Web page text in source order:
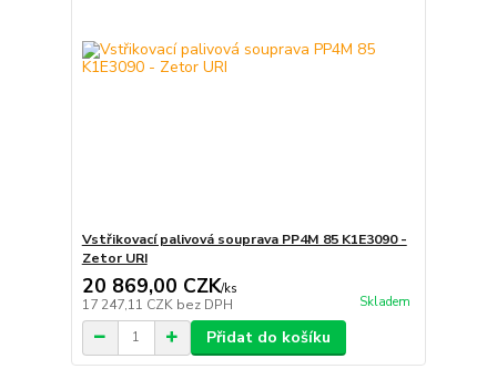
Vstřikovací palivová souprava PP4M 85 K1E3090 -
Zetor URI
20 869,00 CZK/ks
17 247,11 CZK bez DPH Skladem
Přidat do košíku